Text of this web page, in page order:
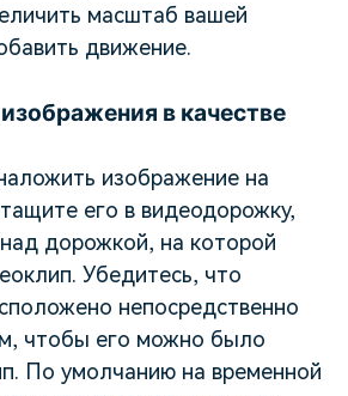
масштаб вашей
движение.
в качестве
изображение на
его в видеодорожку,
дорожкой, на которой
Убедитесь, что
непосредственно
чтобы его можно было
По умолчанию на временной